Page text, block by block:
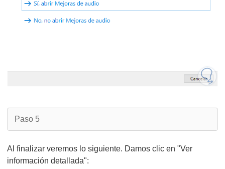
Paso 5
Al finalizar veremos lo siguiente. Damos clic en "Ver
información detallada":